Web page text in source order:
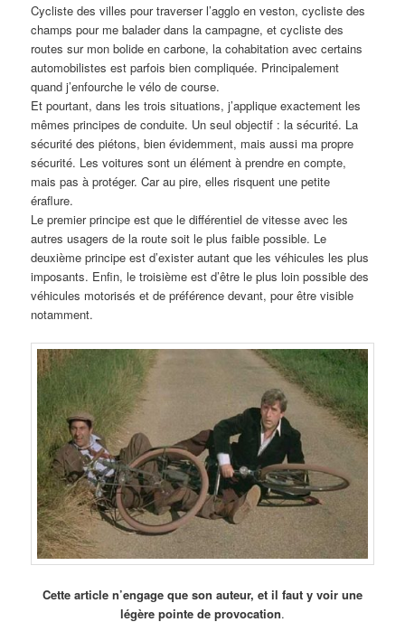
Cycliste des villes pour traverser l’agglo en veston, cycliste des
champs pour me balader dans la campagne, et cycliste des
routes sur mon bolide en carbone, la cohabitation avec certains
automobilistes est parfois bien compliquée. Principalement
quand j’enfourche le vélo de course.
Et pourtant, dans les trois situations, j’applique exactement les
mêmes principes de conduite. Un seul objectif : la sécurité. La
sécurité des piétons, bien évidemment, mais aussi ma propre
sécurité. Les voitures sont un élément à prendre en compte,
mais pas à protéger. Car au pire, elles risquent une petite
éraflure.
Le premier principe est que le différentiel de vitesse avec les
autres usagers de la route soit le plus faible possible. Le
deuxième principe est d’exister autant que les véhicules les plus
imposants. Enfin, le troisième est d’être le plus loin possible des
véhicules motorisés et de préférence devant, pour être visible
notamment.
Cette article n’engage que son auteur, et il faut y voir une
légère pointe de provocation.